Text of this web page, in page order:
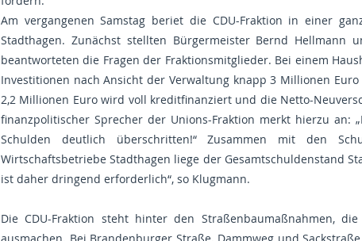
Am vergangenen Samstag beriet die CDU-Fraktion in einer
Stadthagen. Zunächst stellten Bürgermeister Bernd Hellmann
beantworteten die Fragen der Fraktionsmitglieder. Bei einem
Investitionen nach Ansicht der Verwaltung knapp 3 Millionen
2,2 Millionen Euro wird voll kreditfinanziert und die Netto-
finanzpolitischer Sprecher der Unions-Fraktion merkt hierzu
Schulden deutlich überschritten!“ Zusammen mit den
Wirtschaftsbetriebe Stadthagen liege der Gesamtschuldenstand
ist daher dringend erforderlich“, so Klugmann.
Die CDU-Fraktion steht hinter den Straßenbaumaßnahmen,